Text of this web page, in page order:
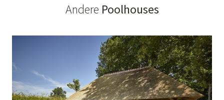
Andere Poolhouses